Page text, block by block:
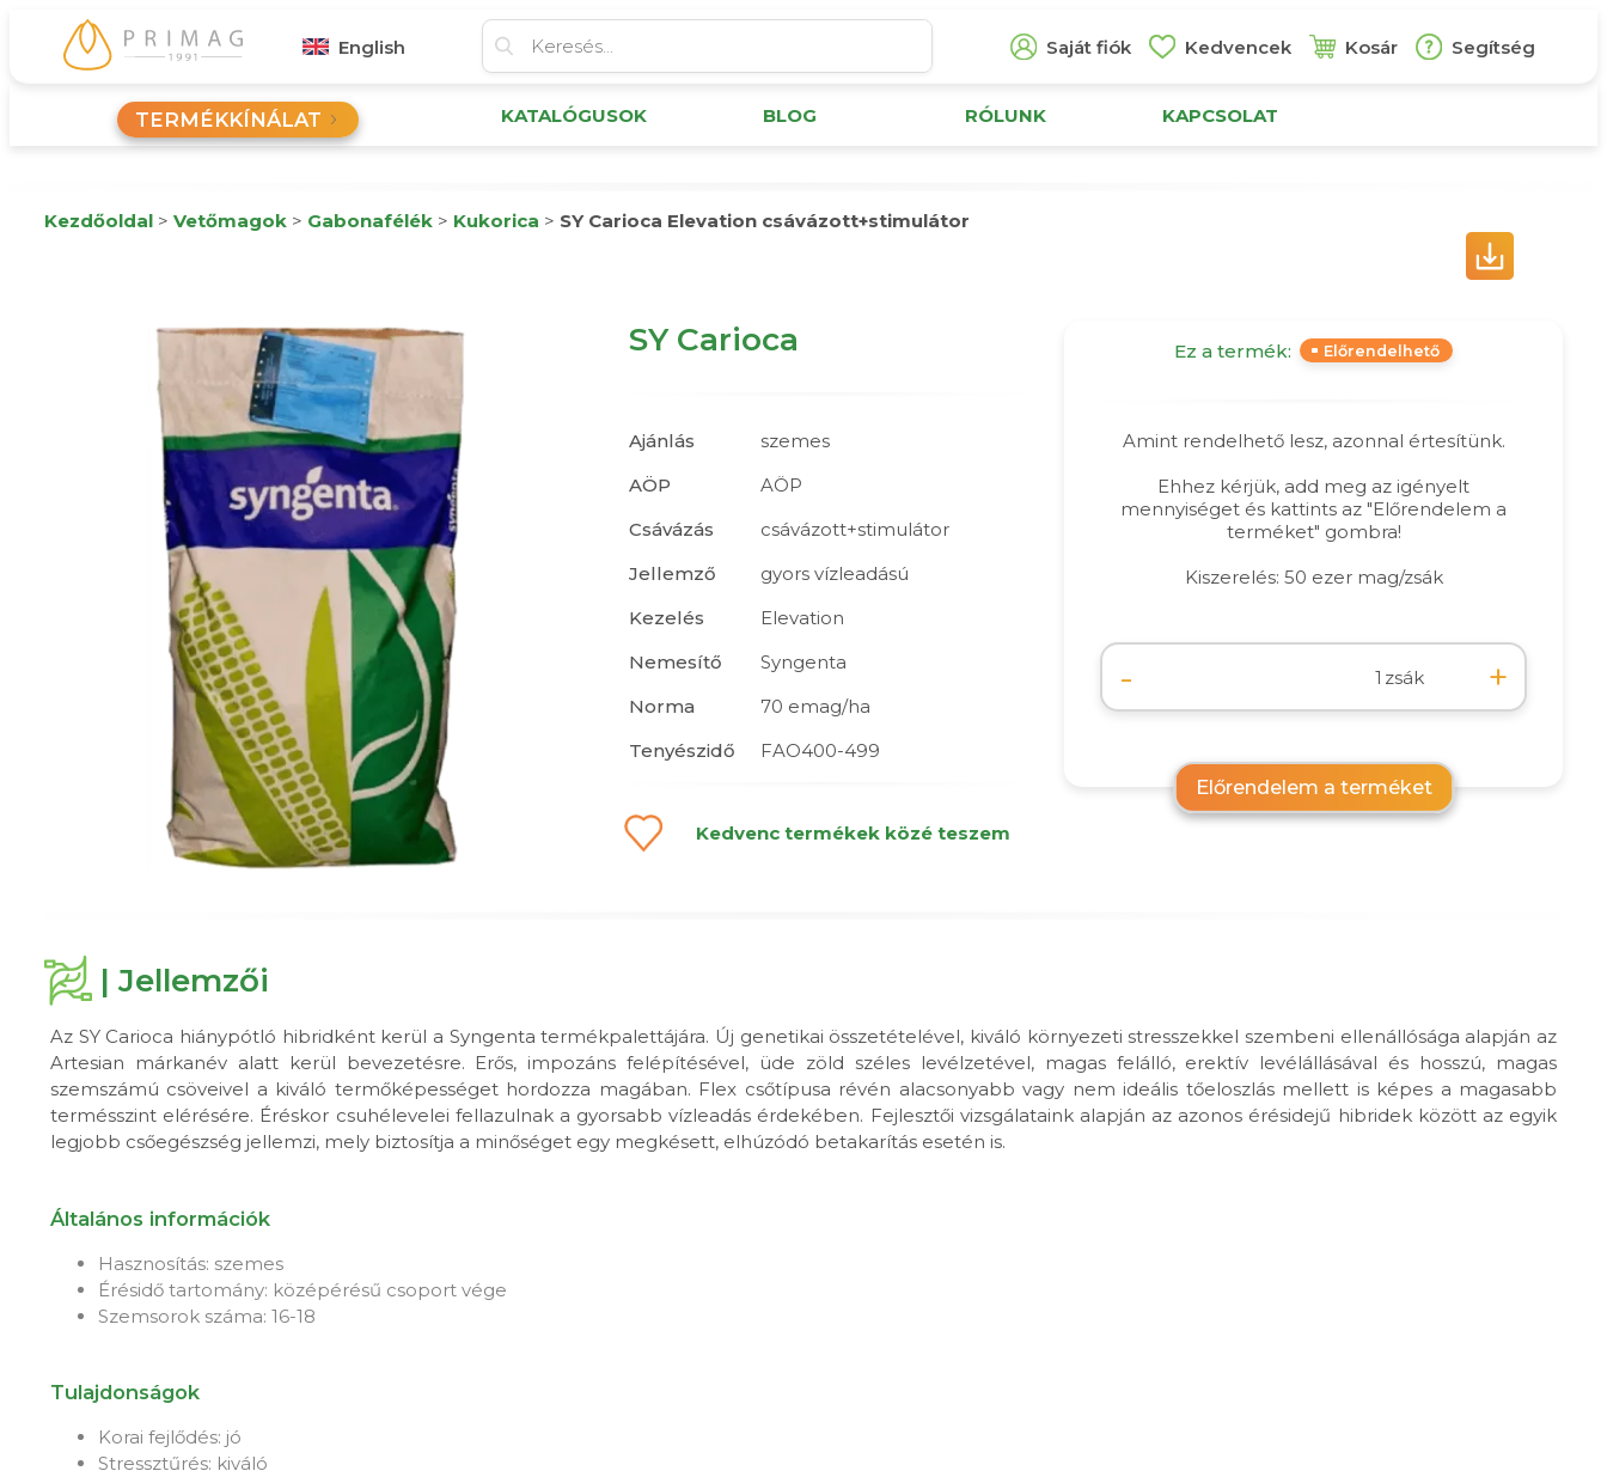
English Saját fiók Kedvencek Kosár Segítség
TERMÉKKÍNÁLAT KATALÓGUSOK BLOG RÓLUNK KAPCSOLAT
Kezdőoldal > Vetőmagok > Gabonafélék > Kukorica > SY Carioca Elevation csávázott+stimulátor
SY Carioca
Ajánlás
szemes
AÖP
AÖP
Csávázás
csávázott+stimulátor
Jellemző
gyors vízleadású
Kezelés
Elevation
Nemesítő
Syngenta
Norma
70 emag/ha
Tenyészidő
FAO400-499
Kedvenc termékek közé teszem
Ez a termék: Előrendelhető
Amint rendelhető lesz, azonnal értesítünk.
Ehhez kérjük, add meg az igényelt
mennyiséget és kattints az "Előrendelem a
terméket" gombra!
Kiszerelés: 50 ezer mag/zsák
- zsák +
Előrendelem a terméket
| Jellemzői
Az SY Carioca hiánypótló hibridként kerül a Syngenta termékpalettájára. Új genetikai összetételével, kiváló környezeti stresszekkel szembeni ellenállósága alapján az
Artesian márkanév alatt kerül bevezetésre. Erős, impozáns felépítésével, üde zöld széles levélzetével, magas felálló, erektív levélállásával és hosszú, magas
szemszámú csöveivel a kiváló termőképességet hordozza magában. Flex csőtípusa révén alacsonyabb vagy nem ideális tőeloszlás mellett is képes a magasabb
termésszint elérésére. Éréskor csuhélevelei fellazulnak a gyorsabb vízleadás érdekében. Fejlesztői vizsgálataink alapján az azonos érésidejű hibridek között az egyik
legjobb csőegészség jellemzi, mely biztosítja a minőséget egy megkésett, elhúzódó betakarítás esetén is.
Általános információk
Hasznosítás: szemes
Érésidő tartomány: középérésű csoport vége
Szemsorok száma: 16-18
Tulajdonságok
Korai fejlődés: jó
Stressztűrés: kiváló